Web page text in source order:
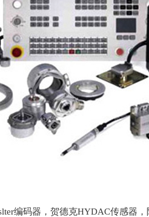
编码器，贺德克HYDAC传感器，